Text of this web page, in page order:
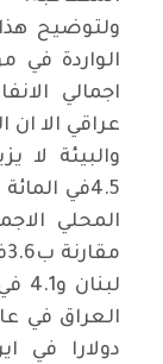
ولتوضيح
عراقي الا
4.5في